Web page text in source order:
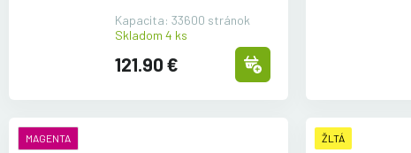
5015AC
Kapacita: 33600 stránok
Skladom 4 ks
121.90 €
MAGENTA ŽLTÁ